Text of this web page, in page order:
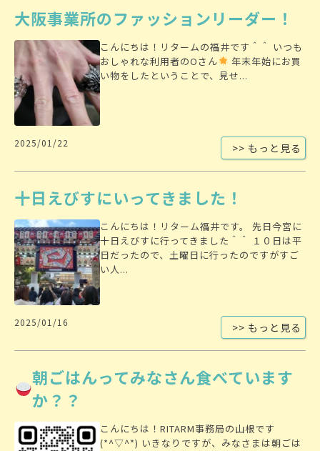
大阪事業所のファッションリーダー！
こんにちは！リタームの福井です＾＾ いつも
おしゃれな利用者のOさん
年末年始にお買
い物をしたということで、見せ...
2025/01/22 >> もっと見る
十日えびすにいってきました！
こんにちは！リターム福井です。 先日今宮に
十日えびすに行ってきました＾＾ １０日は平
日だったので、土曜日に行ったのですがすご
い人...
2025/01/16 >> もっと見る
朝ごはんってみなさん食べています
か？？
こんにちは！RITARM事務局の山根です
(*^▽^*) いきなりですが、みなさまは朝ごは